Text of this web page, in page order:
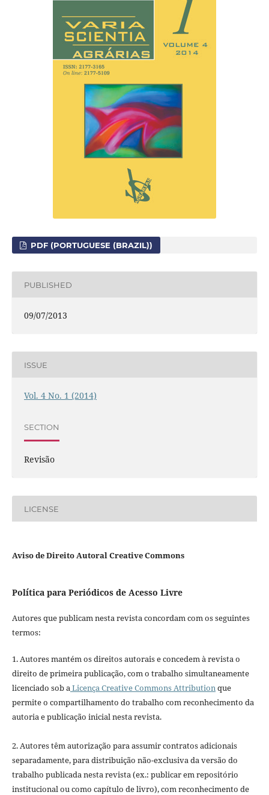
PDF (PORTUGUESE (BRAZIL))
PUBLISHED
09/07/2013
ISSUE
Vol. 4 No. 1 (2014)
SECTION
Revisão
LICENSE
Aviso de Direito Autoral Creative Commons
Política para Periódicos de Acesso Livre
Autores que publicam nesta revista concordam com os seguintes
termos:
1. Autores mantém os direitos autorais e concedem à revista o
direito de primeira publicação, com o trabalho simultaneamente
licenciado sob aLicença Creative Commons Attributionque
permite o compartilhamento do trabalho com reconhecimento da
autoria e publicação inicial nesta revista.
2. Autores têm autorização para assumir contratos adicionais
separadamente, para distribuição não-exclusiva da versão do
trabalho publicada nesta revista (ex.: publicar em repositório
institucional ou como capítulo de livro), com reconhecimento de